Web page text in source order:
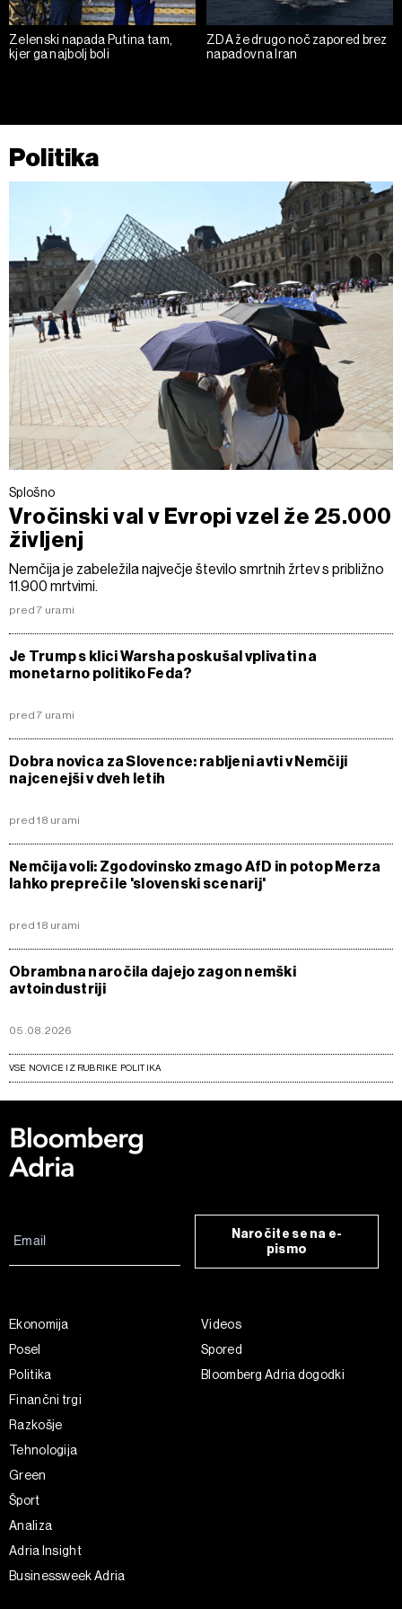
Zelenski napada Putina tam,
kjer ga najbolj boli
ZDA že drugo noč zapored brez
napadov na Iran
Politika
Splošno
Vročinski val v Evropi vzel že 25.000
življenj
Nemčija je zabeležila največje število smrtnih žrtev s približno
11.900 mrtvimi.
pred 7 urami
Je Trump s klici Warsha poskušal vplivati na
monetarno politiko Feda?
pred 7 urami
Dobra novica za Slovence: rabljeni avti v Nemčiji
najcenejši v dveh letih
pred 18 urami
Nemčija voli: Zgodovinsko zmago AfD in potop Merza
lahko prepreči le 'slovenski scenarij'
pred 18 urami
Obrambna naročila dajejo zagon nemški
avtoindustriji
05.08.2026
VSE NOVICE IZ RUBRIKE POLITIKA
Naročite se na e-
pismo
Ekonomija
Posel
Politika
Finančni trgi
Razkošje
Tehnologija
Green
Šport
Analiza
Adria Insight
Businessweek Adria
Videos
Spored
Bloomberg Adria dogodki